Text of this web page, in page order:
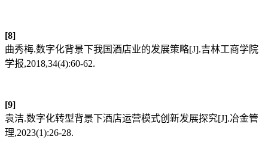
[8]
曲秀梅.数字化背景下我国酒店业的发展策略[J].吉林工商学院
学报,2018,34(4):60-62.
[9]
袁洁.数字化转型背景下酒店运营模式创新发展探究[J].冶金管
理,2023(1):26-28.